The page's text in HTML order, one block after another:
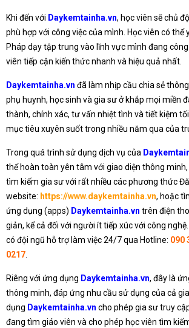
Khi đến với Daykemtainha.vn, học viên sẽ chủ
phù hợp với công việc của mình. Học viên có thể
Pháp dạy tập trung vào lĩnh vực mình đang
viên tiếp cận kiến thức nhanh và hiệu quả nhất.
Daykemtainha.vn đã làm nhịp cầu chia sẻ
phụ huynh, học sinh và gia sư ở khắp mọi miền
thành, chính xác, tư vấn nhiệt tình và tiết kiệm
mục tiêu xuyên suốt trong nhiều năm qua của
Trong quá trình sử dụng dịch vụ của
thể hoàn toàn yên tâm với giao diện thông
tìm kiếm gia sư với rất nhiều các phương thức
website: https://www.daykemtainha.vn, hoặc
ứng dụng (apps) Daykemtainha.vn trên điện
giản, kể cả đối với người ít tiếp xúc với công
có đội ngũ hỗ trợ làm việc 24/7 qua Hotline: 090
0217
Riêng với ứng dụng Daykemtainha.vn, đây là
thông minh, đáp ứng nhu cầu sử dụng của cả
dụng Daykemtainha.vn cho phép gia sư truy
đang tìm giáo viên và cho phép học viên tìm